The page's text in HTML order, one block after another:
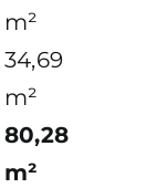
m²
34,69
m²
80,28
m²